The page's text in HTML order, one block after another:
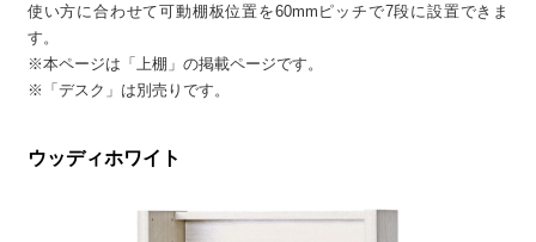
使い方に合わせて可動棚板位置を60mmピッチで7段に設置できま
す。
※本ページは「上棚」の掲載ページです。
※「デスク」は別売りです。
ウッディホワイト